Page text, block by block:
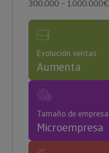
300.000 – 1.000.000€
Evolución ventas
Aumenta
Tamaño de empresa
Microempresa